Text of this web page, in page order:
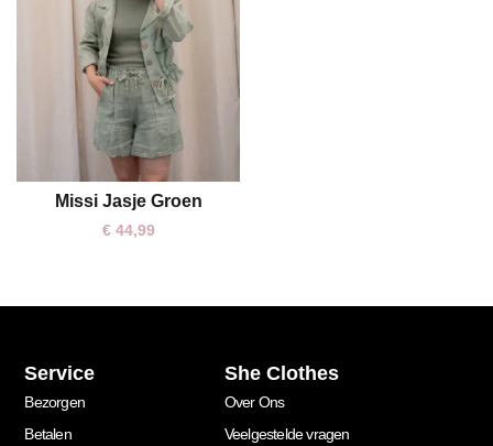
One size
Missi Jasje Groen
€44,99
Service
Bezorgen
Betalen
She Clothes
Over Ons
Veelgestelde vragen